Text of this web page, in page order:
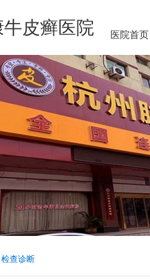
皮癣医院 医院首页
检查诊断